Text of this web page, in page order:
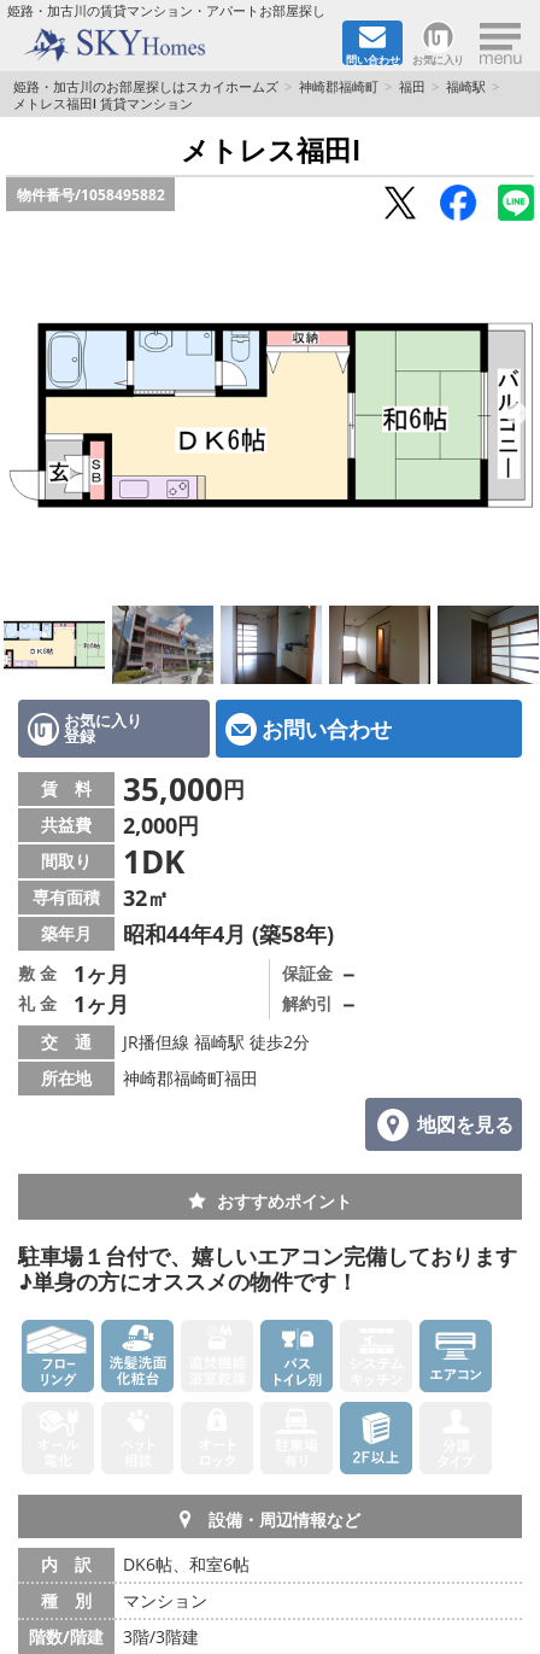
姫路・加古川の賃貸マンション・アパートお部屋探し
問い合わせ お気に入り ×
TOPページ
都市ガス·オール電化
☆新築物件☆
☆ネット無料☆
路線·駅から探す
地域から探す
スタッフ紹介
店舗情報·アクセス
会社概要
メールでお問い合わせ
姫路・加古川のお部屋探しはスカイホームズ 神崎郡福崎町 福田
福崎駅
メトレス福田Ⅰ 賃貸マンション
メトレス福田Ⅰ
物件番号/1058495882
お気に入り
登録 お問い合わせ
賃 料 35,000円
共益費 2,000円
間取り 1DK
専有面積 32㎡
築年月 昭和44年4月 (築58年)
敷 金 1ヶ月
礼 金 1ヶ月
保証金 －
解約引 －
交 通
JR播但線 福崎駅 徒歩2分
所在地
神崎郡福崎町福田
地図を見る
おすすめポイント
駐車場１台付で、嬉しいエアコン完備しております
♪単身の方にオススメの物件です！
設備・周辺情報など
内 訳
DK6帖、和室6帖
種 別
マンション
階数/階建
3階/3階建